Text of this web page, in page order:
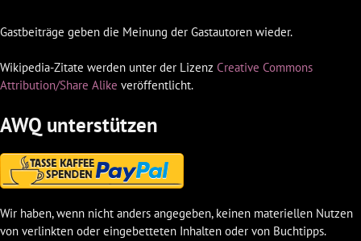
Gastbeiträge geben die Meinung der Gastautoren wieder.
Wikipedia-Zitate werden unter der Lizenz Creative Commons
Attribution/Share Alike veröffentlicht.
AWQ unterstützen
Wir haben, wenn nicht anders angegeben, keinen materiellen Nutzen
von verlinkten oder eingebetteten Inhalten oder von Buchtipps.